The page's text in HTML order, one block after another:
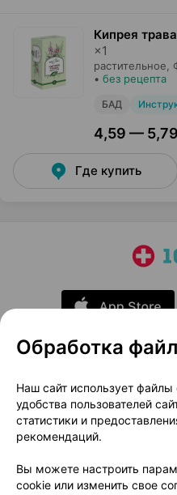
Кипрея
×1
растительное,
• без рецепта
БАД
4,59 —
Где купить
О проекте
Размещение рекламы
Публичный
Способы оплаты
Обработка
Наш сайт использует
удобства пользователей
статистики и
рекомендаций.
Вы можете настроить
cookie или изменить свое